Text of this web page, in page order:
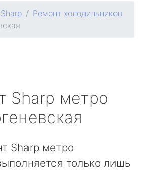
Ремонт холодильников
Sharp метро
Sharp метро
только лишь